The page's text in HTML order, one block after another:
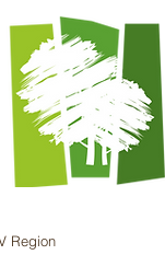
Region